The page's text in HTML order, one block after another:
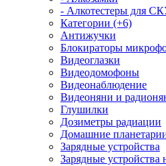
- Алкотестеры для
Категории (+6)
Антижучки
Блокираторы
Видеоглазки
Видеодомофоны
Видеонаблюдение
Видеоняни и
Глушилки
Дозиметры радиации
Домашние
Зарядные устройства
Зарядные устройства